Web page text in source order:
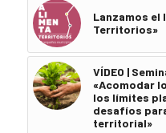
Lanzamos el
Territorios»
VÍDEO |
«Acomodar
los límites
desafíos
territorial»